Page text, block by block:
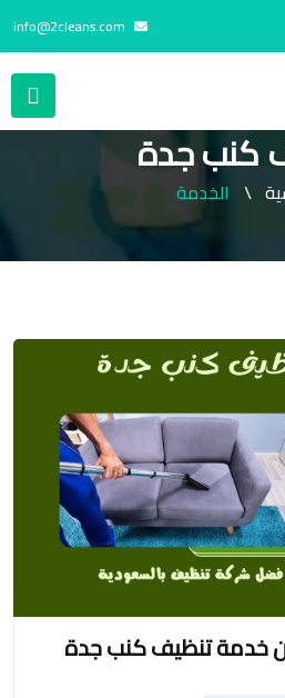
info@2cleans.com
كنب جدة
الخدمة
خدمة تنظيف كنب جدة